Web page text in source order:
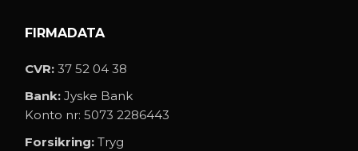
FIRMADATA
CVR: 37 52 04 38
Bank: Jyske Bank
Konto nr: 5073 2286443
Forsikring: Tryg